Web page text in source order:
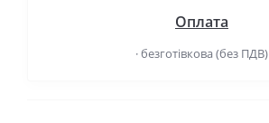
Оплата
· безготівкова (без ПДВ)